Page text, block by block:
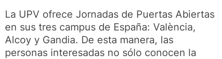
La UPV ofrece Jornadas de Puertas Abiertas
en sus tres campus de España: València,
Alcoy y Gandia. De esta manera, las
personas interesadas no sólo conocen la